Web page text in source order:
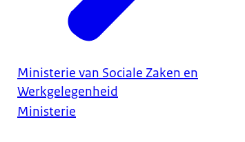
Ministerie van Sociale Zaken en
Werkgelegenheid
Ministerie